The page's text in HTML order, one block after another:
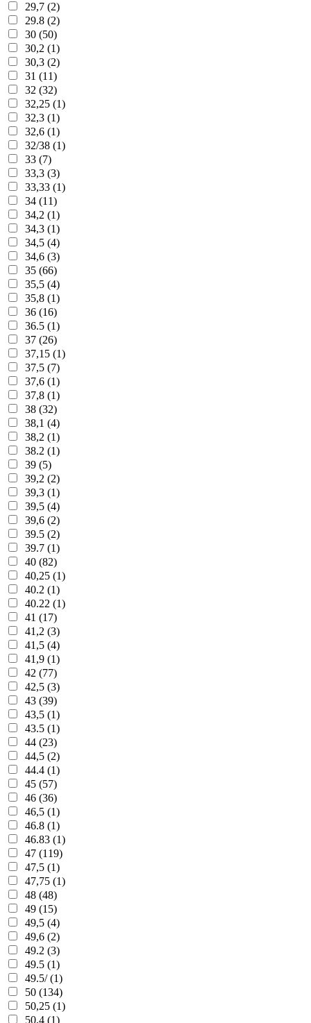
29,7 (2)
29.8 (2)
30 (50)
30,2 (1)
30,3 (2)
31 (11)
32 (32)
32,25 (1)
32,3 (1)
32,6 (1)
32/38 (1)
33 (7)
33,3 (3)
33,33 (1)
34 (11)
34,2 (1)
34,3 (1)
34,5 (4)
34,6 (3)
35 (66)
35,5 (4)
35,8 (1)
36 (16)
36.5 (1)
37 (26)
37,15 (1)
37,5 (7)
37,6 (1)
37,8 (1)
38 (32)
38,1 (4)
38,2 (1)
38.2 (1)
39 (5)
39,2 (2)
39,3 (1)
39,5 (4)
39,6 (2)
39.5 (2)
39.7 (1)
40 (82)
40,25 (1)
40.2 (1)
40.22 (1)
41 (17)
41,2 (3)
41,5 (4)
41,9 (1)
42 (77)
42,5 (3)
43 (39)
43,5 (1)
43.5 (1)
44 (23)
44,5 (2)
44.4 (1)
45 (57)
46 (36)
46,5 (1)
46.8 (1)
46.83 (1)
47 (119)
47,5 (1)
47,75 (1)
48 (48)
49 (15)
49,5 (4)
49,6 (2)
49.2 (3)
49.5 (1)
49.5/ (1)
50 (134)
50,25 (1)
50,4 (1)